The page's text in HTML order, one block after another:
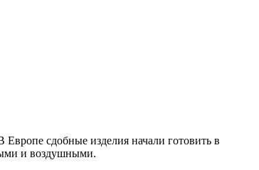
сдобные изделия начали готовить в
и воздушными.